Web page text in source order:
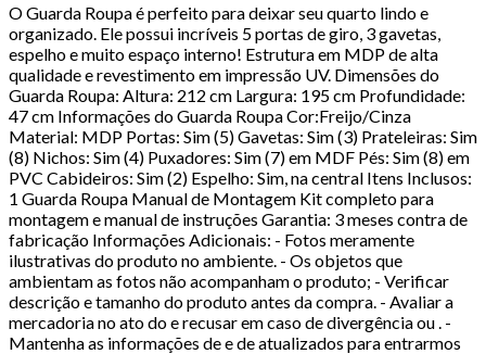
O Guarda Roupa é perfeito para deixar seu quarto lindo e
organizado. Ele possui incríveis 5 portas de giro, 3 gavetas,
espelho e muito espaço interno! Estrutura em MDP de alta
qualidade e revestimento em impressão UV. Dimensões do
Guarda Roupa: Altura: 212 cm Largura: 195 cm Profundidade:
47 cm Informações do Guarda Roupa Cor:Freijo/Cinza
Material: MDP Portas: Sim (5) Gavetas: Sim (3) Prateleiras: Sim
(8) Nichos: Sim (4) Puxadores: Sim (7) em MDF Pés: Sim (8) em
PVC Cabideiros: Sim (2) Espelho: Sim, na central Itens Inclusos:
1 Guarda Roupa Manual de Montagem Kit completo para
montagem e manual de instruções Garantia: 3 meses contra de
fabricação Informações Adicionais: - Fotos meramente
ilustrativas do produto no ambiente. - Os objetos que
ambientam as fotos não acompanham o produto; - Verificar
descrição e tamanho do produto antes da compra. - Avaliar a
mercadoria no ato do e recusar em caso de divergência ou . -
Mantenha as informações de e de atualizados para entrarmos